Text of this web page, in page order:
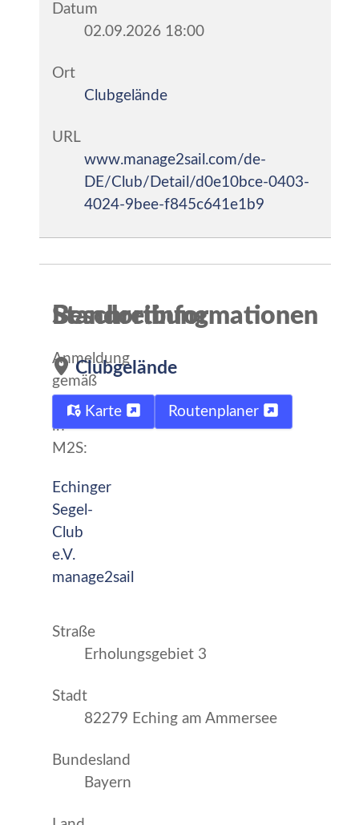
Datum
02.09.2026 18:00
Ort
Clubgelände
URL
www.manage2sail.com/de-
DE/Club/Detail/d0e10bce-0403-
4024-9bee-f845c641e1b9
Beschreibung
Anmeldung
gemäß
Ausschreibung
in
M2S:
Echinger
Segel-
Club
e.V.
manage2sail
Standortinformationen
Clubgelände
Karte Routenplaner
Straße
Erholungsgebiet 3
Stadt
82279 Eching am Ammersee
Bundesland
Bayern